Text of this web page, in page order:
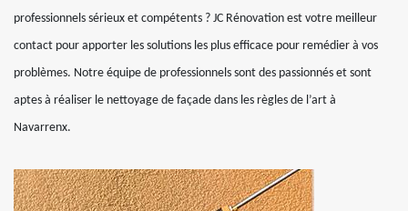
professionnels sérieux et compétents ? JC Rénovation est votre meilleur
contact pour apporter les solutions les plus efficace pour remédier à vos
problèmes. Notre équipe de professionnels sont des passionnés et sont
aptes à réaliser le nettoyage de façade dans les règles de l’art à
Navarrenx.